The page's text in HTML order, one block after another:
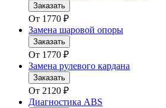
Заказать
От 1770 ₽
Замена шаровой опоры
Заказать
От 1770 ₽
Замена рулевого кардана
Заказать
От 2120 ₽
Диагностика ABS